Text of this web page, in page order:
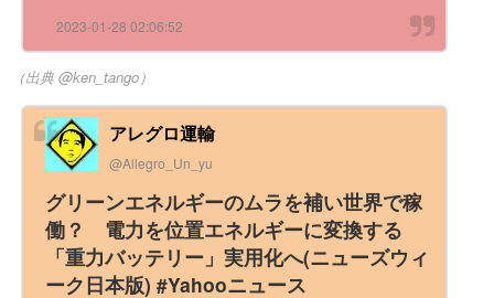
2023-01-28 02:06:52
（出典 @ken_tango）
アレグロ運輸
@Allegro_Un_yu
グリーンエネルギーのムラを補い世界で稼
働？ 電力を位置エネルギーに変換する
「重力バッテリー」実用化へ(ニューズウィ
ーク日本版) #Yahooニュース